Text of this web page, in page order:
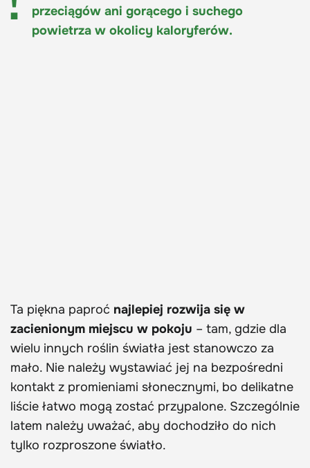
przeciągów ani gorącego i suchego
powietrza w okolicy kaloryferów.
Ta piękna paproć najlepiej rozwija się w
zacienionym miejscu w pokoju – tam, gdzie dla
wielu innych roślin światła jest stanowczo za
mało. Nie należy wystawiać jej na bezpośredni
kontakt z promieniami słonecznymi, bo delikatne
liście łatwo mogą zostać przypalone. Szczególnie
latem należy uważać, aby dochodziło do nich
tylko rozproszone światło.